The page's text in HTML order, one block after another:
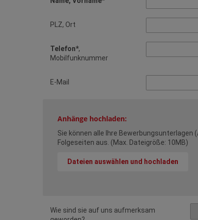
PLZ, Ort
Telefon*,
Mobilfunknummer
E-Mail
Anhänge hochladen:
Sie können alle Ihre
Folgeseiten aus. (Max. Dateigröße: 10MB)
Dateien auswählen und hochladen
Wie sind sie auf uns aufmerksam